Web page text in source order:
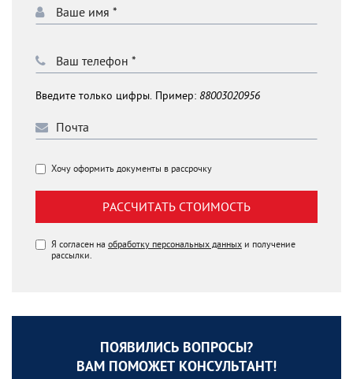
Введите только цифры. Пример: 88003020956
Хочу оформить документы в рассрочку
РАССЧИТАТЬ СТОИМОСТЬ
Я согласен на обработку персональных данных и получение
рассылки.
ПОЯВИЛИСЬ ВОПРОСЫ?
ВАМ ПОМОЖЕТ КОНСУЛЬТАНТ!